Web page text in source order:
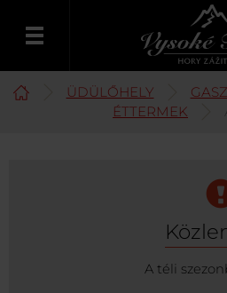
ÜDÜLŐHELY
ÉTTERMEK
A téli